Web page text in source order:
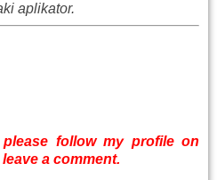
aplikator.
follow my profile on
leave a comment.